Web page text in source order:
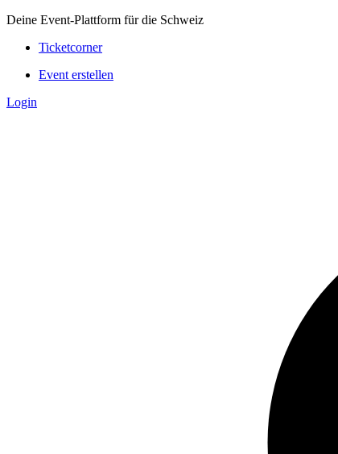
Deine Event-Plattform für die Schweiz
Ticketcorner
Event erstellen
Login